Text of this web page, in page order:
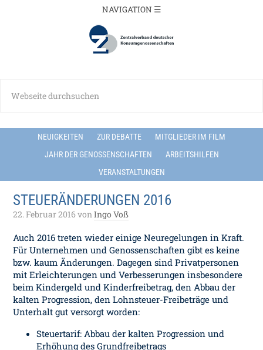
NEUIGKEITEN ZUR DEBATTE
MITGLIEDER IM FILM
JAHR DER GENOSSENSCHAFTEN
ARBEITSHILFEN
VERANSTALTUNGEN
STEUERÄNDERUNGEN 2016
22. Februar 2016vonIngo Voß
Auch 2016 treten wieder einige Neuregelungen in Kraft.
Für Unternehmen und Genossenschaften gibt es keine
bzw. kaum Änderungen. Dagegen sind Privatpersonen
mit Erleichterungen und Verbesserungen insbesondere
beim Kindergeld und Kinderfreibetrag, den Abbau der
kalten Progression, den Lohnsteuer-Freibeträge und
Unterhalt gut versorgt worden:
Steuertarif: Abbau der kalten Progression und
Erhöhung des Grundfreibetrags